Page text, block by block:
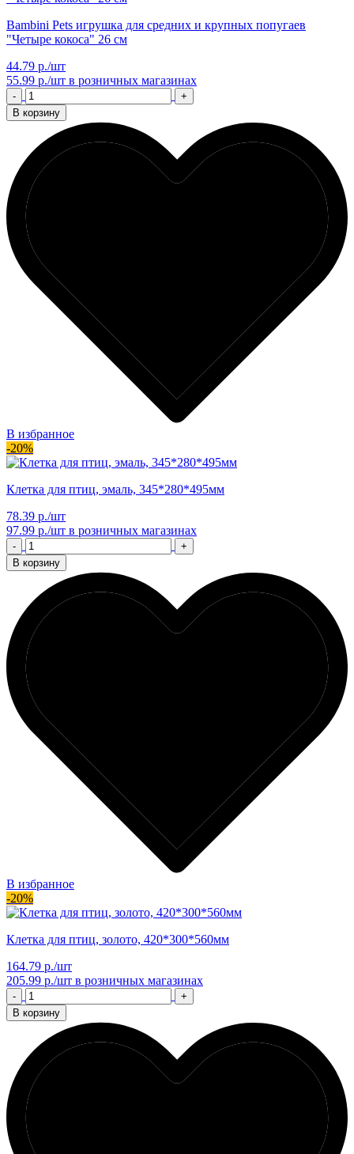
Bambini Pets игрушка для средних и крупных попугаев
"Четыре кокоса" 26 см
44.79 р./шт
55.99 р./шт в розничных магазинах
-
+
В корзину
В избранное
-20%
Клетка для птиц, эмаль, 345*280*495мм
78.39 р./шт
97.99 р./шт в розничных магазинах
-
+
В корзину
В избранное
-20%
Клетка для птиц, золото, 420*300*560мм
164.79 р./шт
205.99 р./шт в розничных магазинах
-
+
В корзину